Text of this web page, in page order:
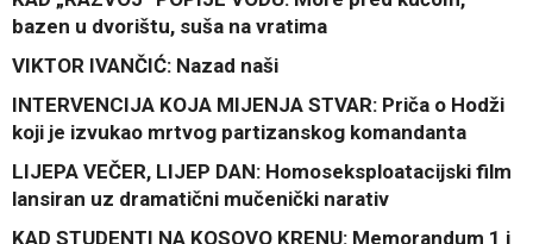
bazen u dvorištu, suša na vratima
VIKTOR IVANČIĆ: Nazad naši
INTERVENCIJA KOJA MIJENJA STVAR: Priča o Hodži
koji je izvukao mrtvog partizanskog komandanta
LIJEPA VEČER, LIJEP DAN: Homoseksploatacijski film
lansiran uz dramatični mučenički narativ
KAD STUDENTI NA KOSOVO KRENU: Memorandum 1 i